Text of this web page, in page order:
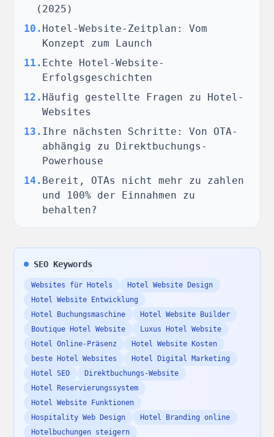
(2025)
10 . Hotel-Website-Zeitplan: Vom
Konzept zum Launch
11 . Echte Hotel-Website-
Erfolgsgeschichten
12 . Häufig gestellte Fragen zu Hotel-
Websites
13 . Ihre nächsten Schritte: Von OTA-
abhängig zu Direktbuchungs-
Powerhouse
14 . Bereit, OTAs nicht mehr zu zahlen
und 100% der Einnahmen zu
behalten?
SEO Keywords
Websites für Hotels
Hotel Website Design
Hotel Website Entwicklung
Hotel Buchungsmaschine
Hotel Website Builder
Boutique Hotel Website
Luxus Hotel Website
Hotel Online-Präsenz
Hotel Website Kosten
beste Hotel Websites
Hotel Digital Marketing
Hotel SEO
Direktbuchungs-Website
Hotel Reservierungssystem
Hotel Website Funktionen
Hospitality Web Design
Hotel Branding online
Hotelbuchungen steigern